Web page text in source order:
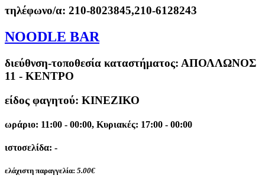
τηλέφωνο/α: 210-8023845,210-6128243
NOODLE BAR
διεύθνση-τοποθεσία καταστήματος: ΑΠΟΛΛΩΝΟΣ
11 - ΚΕΝΤΡΟ
είδος φαγητού: ΚΙΝΕΖΙΚΟ
ωράριο: 11:00 - 00:00, Κυριακές: 17:00 - 00:00
ιστοσελίδα: -
ελάχιστη παραγγελία: 5.00€